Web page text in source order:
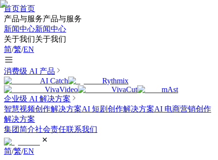
首页首页
产品与服务产品与服务
新闻中心新闻中心
关于我们关于我们
简/繁/EN
消费级 AI 产品
AI Catch
Rythmix
VivaVideo
VivaCut
mAst
企业级 AI 解决方案
智慧视频创作解决方案AI 短剧创作解决方案AI 电商营销创作
解决方案
集团简介社会责任联系我们
简/繁/EN